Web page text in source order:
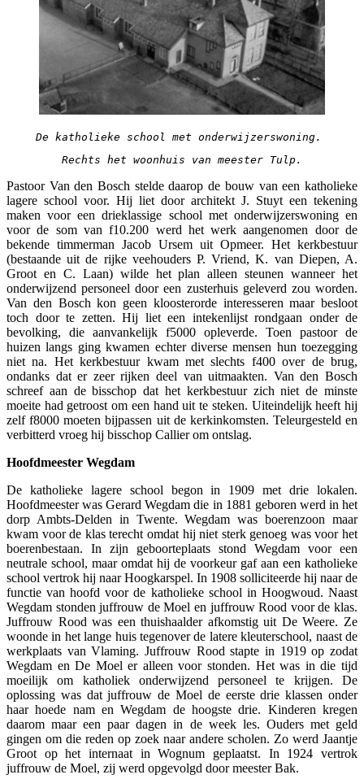
De katholieke school met onderwijzerswoning.
Rechts het woonhuis van meester Tulp.
Pastoor Van den Bosch stelde daarop de bouw van een katholieke
lagere school voor. Hij liet door architekt J. Stuyt een tekening
maken voor een drieklassige school met onderwijzerswoning en
voor de som van f10.200 werd het werk aangenomen door de
bekende timmerman Jacob Ursem uit Opmeer. Het kerkbestuur
(bestaande uit de rijke veehouders P. Vriend, K. van Diepen, A.
Groot en C. Laan) wilde het plan alleen steunen wanneer het
onderwijzend personeel door een zusterhuis geleverd zou worden.
Van den Bosch kon geen kloosterorde interesseren maar besloot
toch door te zetten. Hij liet een intekenlijst rondgaan onder de
bevolking, die aanvankelijk f5000 opleverde. Toen pastoor de
huizen langs ging kwamen echter diverse mensen hun toezegging
niet na. Het kerkbestuur kwam met slechts f400 over de brug,
ondanks dat er zeer rijken deel van uitmaakten. Van den Bosch
schreef aan de bisschop dat het kerkbestuur zich niet de minste
moeite had getroost om een hand uit te steken. Uiteindelijk heeft hij
zelf f8000 moeten bijpassen uit de kerkinkomsten. Teleurgesteld en
verbitterd vroeg hij bisschop Callier om ontslag.
Hoofdmeester Wegdam
De katholieke lagere school begon in 1909 met drie lokalen.
Hoofdmeester was Gerard Wegdam die in 1881 geboren werd in het
dorp Ambts-Delden in Twente. Wegdam was boerenzoon maar
kwam voor de klas terecht omdat hij niet sterk genoeg was voor het
boerenbestaan. In zijn geboorteplaats stond Wegdam voor een
neutrale school, maar omdat hij de voorkeur gaf aan een katholieke
school vertrok hij naar Hoogkarspel. In 1908 solliciteerde hij naar de
functie van hoofd voor de katholieke school in Hoogwoud. Naast
Wegdam stonden juffrouw de Moel en juffrouw Rood voor de klas.
Juffrouw Rood was een thuishaalder afkomstig uit De Weere. Ze
woonde in het lange huis tegenover de latere kleuterschool, naast de
werkplaats van Vlaming. Juffrouw Rood stapte in 1919 op zodat
Wegdam en De Moel er alleen voor stonden. Het was in die tijd
moeilijk om katholiek onderwijzend personeel te krijgen. De
oplossing was dat juffrouw de Moel de eerste drie klassen onder
haar hoede nam en Wegdam de hoogste drie. Kinderen kregen
daarom maar een paar dagen in de week les. Ouders met geld
gingen om die reden op zoek naar andere scholen. Zo werd Jaantje
Groot op het internaat in Wognum geplaatst. In 1924 vertrok
juffrouw de Moel, zij werd opgevolgd door meester Bak.